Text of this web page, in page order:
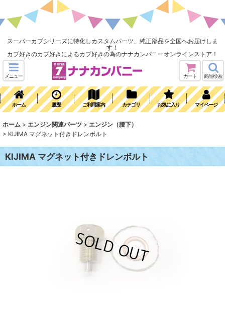
スーパーカブシリーズに特化しカスタムパーツ、純正部品を全国へお届けしま
す！
カブ好きのカブ好きによるカブ好きの為のナナカンパニーオンラインストア！
メニュー カート 商品検索
ホーム 履歴 ご利用案内 カテゴリ お気に入り マイページ
ホーム > エンジン関連パーツ > エンジン（腰下）
> KIJIMA マグネット付きドレンボルト
KIJIMA マグネット付きドレンボルト